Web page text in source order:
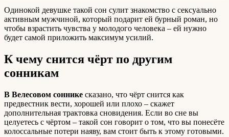
Одинокой девушке такой сон сулит знакомство с сексуально
активным мужчиной, который подарит ей бурный роман, но
чтобы взрастить чувства у молодого человека – ей нужно
будет самой приложить максимум усилий.
К чему снится чёрт по другим
сонникам
В Велесовом соннике сказано, что чёрт снится как
предвестник вести, хорошей или плохо – скажет
дополнительная трактовка сновидения. Если во сне вы
целуетесь с чёртом – такой сон говорит о том, что вы понесёте
колоссальные потери наяву, вам стоит быть к этому готовыми.